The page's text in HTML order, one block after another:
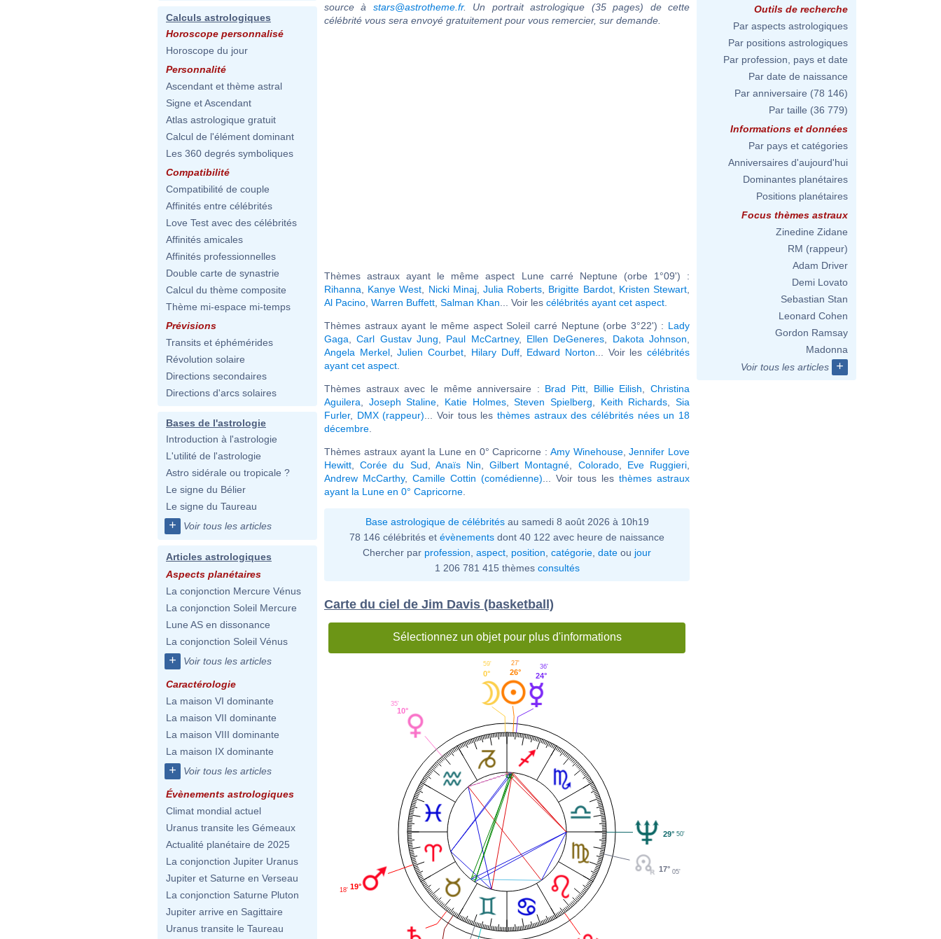
Calculs astrologiques
Horoscope personnalisé
Horoscope du jour
Personnalité
Ascendant et thème astral
Signe et Ascendant
Atlas astrologique gratuit
Calcul de l'élément dominant
Les 360 degrés symboliques
Compatibilité
Compatibilité de couple
Affinités entre célébrités
Love Test avec des célébrités
Affinités amicales
Affinités professionnelles
Double carte de synastrie
Calcul du thème composite
Thème mi-espace mi-temps
Prévisions
Transits et éphémérides
Révolution solaire
Directions secondaires
Directions d'arcs solaires
Bases de l'astrologie
Introduction à l'astrologie
L'utilité de l'astrologie
Astro sidérale ou tropicale ?
Le signe du Bélier
Le signe du Taureau
+ Voir tous les articles
Articles astrologiques
Aspects planétaires
La conjonction Mercure Vénus
La conjonction Soleil Mercure
Lune AS en dissonance
La conjonction Soleil Vénus
+ Voir tous les articles
Caractérologie
La maison VI dominante
La maison VII dominante
La maison VIII dominante
La maison IX dominante
+ Voir tous les articles
Évènements astrologiques
Climat mondial actuel
Uranus transite les Gémeaux
Actualité planétaire de 2025
La conjonction Jupiter Uranus
Jupiter et Saturne en Verseau
La conjonction Saturne Pluton
Jupiter arrive en Sagittaire
Uranus transite le Taureau
source à stars@astrotheme.fr. Un portrait astrologique (35 pages) de cette
célébrité vous sera envoyé gratuitement pour vous remercier, sur demande.
Thèmes astraux ayant le même aspect Lune carré Neptune (orbe 1°09') :
Rihanna
Kanye West Nicki Minaj,Julia Roberts Brigitte Bardot, Kristen Stewart
Al Pacino Warren Buffett Salman Khan ... Voir les célébrités ayant cet aspect
Thèmes astraux ayant le même aspect Soleil carré Neptune (orbe 3°22') : Lady
Gaga ,Carl Gustav Jung Paul McCartney, Ellen DeGeneres Dakota Johnson
Angela Merkel,Julien Courbet Hilary Duff, Edward Norton ... Voir lescélébrités
ayant cet aspect
Thèmes astraux avec le même anniversaire : Brad Pitt Billie Eilish ,Christina
Aguilera
Joseph Staline Katie Holmes,Steven Spielberg Keith Richards ,Sia
Furler, DMX (rappeur) ... Voir tous lesthèmes astraux des célébrités nées un 18
décembre
Thèmes astraux ayant la Lune en 0° Capricorne : Amy Winehouse,Jennifer Love
Hewitt ,Corée du Sud Anaïs Nin ,Gilbert Montagné Colorado, Eve Ruggieri
Andrew McCarthy, Camille Cottin (comédienne) ... Voir tous les thèmes astraux
ayant la Lune en 0° Capricorne
Base astrologique de célébritésau samedi 8 août 2026 à 10h19
78 146 célébrités et évènements dont 40 122 avec heure de naissance
Chercher par profession aspect position catégorie date ou jour
1 206 781 415 thèmes consultés
Carte du ciel de Jim Davis (basketball)
Sélectionnez un objet pour plus d'informations
24°
36'
26°
27'
0°
59'
10°
35'
19°
18'
17° 05'
29° 50'
Outils de recherche
Par aspects astrologiques
Par positions astrologiques
Par profession, pays et date
Par date de naissance
Par anniversaire (78 146)
Par taille (36 779)
Informations et données
Par pays et catégories
Anniversaires d'aujourd'hui
Dominantes planétaires
Positions planétaires
Focus thèmes astraux
Zinedine Zidane
RM (rappeur)
Adam Driver
Demi Lovato
Sebastian Stan
Leonard Cohen
Gordon Ramsay
Madonna
Voir tous les articles
+